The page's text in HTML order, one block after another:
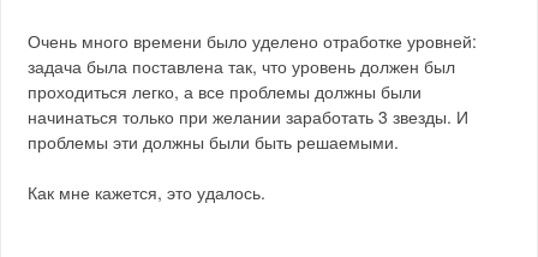
Очень много времени было уделено отработке уровней:
задача была поставлена так, что уровень должен был
проходиться легко, а все проблемы должны были
начинаться только при желании заработать 3 звезды. И
проблемы эти должны были быть решаемыми.
Как мне кажется, это удалось.